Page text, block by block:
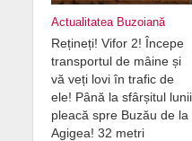
Actualitatea Buzoiană
Rețineți! Vifor 2! Începe
transportul de mâine și
vă veți lovi în trafic de
ele! Până la sfârșitul lunii
pleacă spre Buzău de la
Agigea! 32 metri